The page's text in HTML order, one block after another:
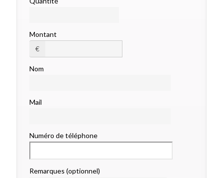
Montant
€
Nom
Mail
Numéro de téléphone
Remarques (optionnel)